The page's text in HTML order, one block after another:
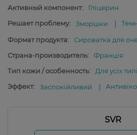
Активный компонент:
Гліцерин
Решает проблему:
Зморшки
Формат продукта:
Сироватка для
Страна-производитель:
Франція
Тип кожи / особенность:
Для усіх
Эффект:
Заспокійливий
SVR